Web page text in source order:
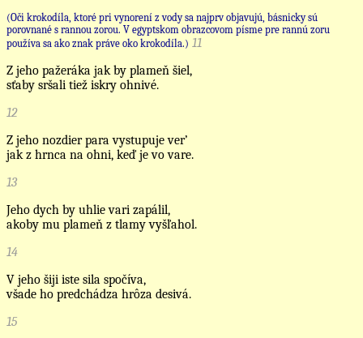
(Oči krokodíla, ktoré pri vynorení z vody sa najprv objavujú, básnicky sú
porovnané s rannou zorou. V egyptskom obrazcovom písme pre rannú zoru
používa sa ako znak práve oko krokodíla.) 11
Z jeho pažeráka jak by plameň šiel,
sťaby sršali tiež iskry ohnivé.
12
Z jeho nozdier para vystupuje ver’
jak z hrnca na ohni, keď je vo vare.
13
Jeho dych by uhlie vari zapálil,
akoby mu plameň z tlamy vyšľahol.
14
V jeho šiji iste sila spočíva,
všade ho predchádza hrôza desivá.
15